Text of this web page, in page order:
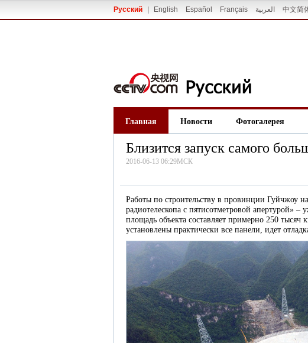
Русский English Español Français العربية 中文简
Главная Новости Фотогалерея
Близится запуск самого
2016-06-13 06:29МСК
Работы по строительству в провинции Гуйчжоу
радиотелескопа с пятисотметровой апертурой»
площадь объекта составляет примерно 250
установлены практически все панели, идет